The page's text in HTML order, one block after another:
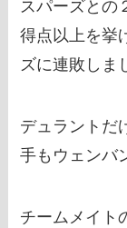
スパーズとの
得点以上を挙
ズに連敗しま
デュラントだ
手もウェンバ
チームメイト